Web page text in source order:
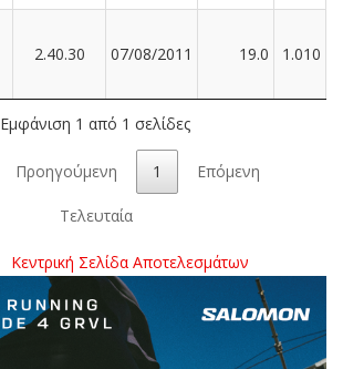
2.40.30 07/08/2011 19.0 1.010
Εμφάνιση 1 από 1 σελίδες
Προηγούμενη 1 Επόμενη
Τελευταία
Κεντρική Σελίδα Αποτελεσμάτων